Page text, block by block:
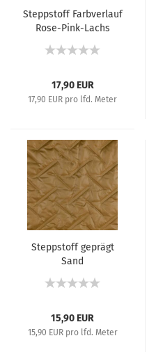
Steppstoff Farbverlauf
Rose-Pink-Lachs
17,90 EUR
17,90 EUR pro lfd. Meter
Steppstoff geprägt
Sand
15,90 EUR
15,90 EUR pro lfd. Meter